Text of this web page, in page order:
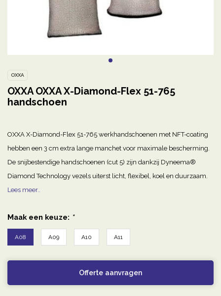
OXXA
OXXA OXXA X-Diamond-Flex 51-765
handschoen
OXXA X-Diamond-Flex 51-765 werkhandschoenen met NFT-coating
hebben een 3 cm extra lange manchet voor maximale bescherming.
De snijbestendige handschoenen (cut 5) zijn dankzij Dyneema®
Diamond Technology vezels uiterst licht, flexibel, koel en duurzaam.
Lees meer..
Maak een keuze: *
A08 A09 A10 A11
Offerte aanvragen